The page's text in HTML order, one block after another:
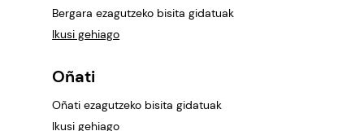
Bergara ezagutzeko bisita gidatuak
Ikusi gehiago
Oñati
Oñati ezagutzeko bisita gidatuak
Ikusi gehiago